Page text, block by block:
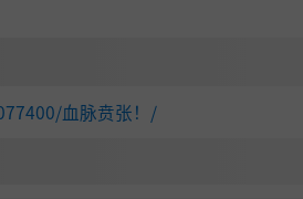
血脉贲张！/